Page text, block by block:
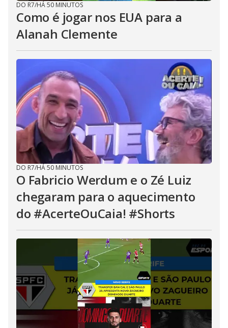
DO R7/HÁ 50 MINUTOS
Como é jogar nos EUA para a
Alanah Clemente
DO R7/HÁ 50 MINUTOS
O Fabricio Werdum e o Zé Luiz
chegaram para o aquecimento
do #AcerteOuCaia! #Shorts